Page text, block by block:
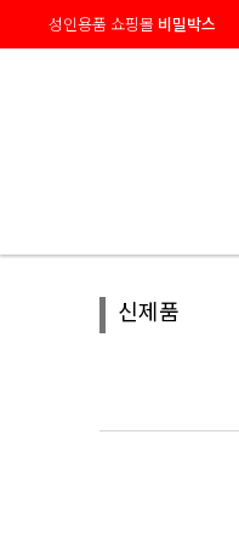
성인용품 쇼핑몰 비밀박스
신제품